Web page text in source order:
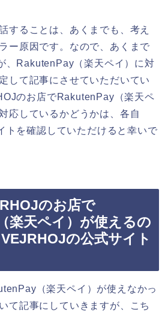
することは、あくまでも、考え
ー原因です。なので、あくまで
、RakutenPay（楽天ペイ）に対
して記事にさせていただいてい
のお店でRakutenPay（楽天ペ
応しているかどうかは、各自
トを確認していただけると幸いで
のお店で
楽天ペイ）が使えるの
の公式サイト
（楽天ペイ）が使えなかっ
て記事にしていきますが、こち